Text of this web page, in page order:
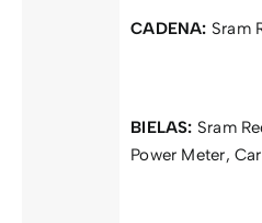
CADENA: Sram
BIELAS: Sram
Power Meter,